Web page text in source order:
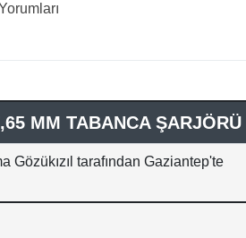
MM TABANCA ŞARJÖRÜ
tarafından Gaziantep'te